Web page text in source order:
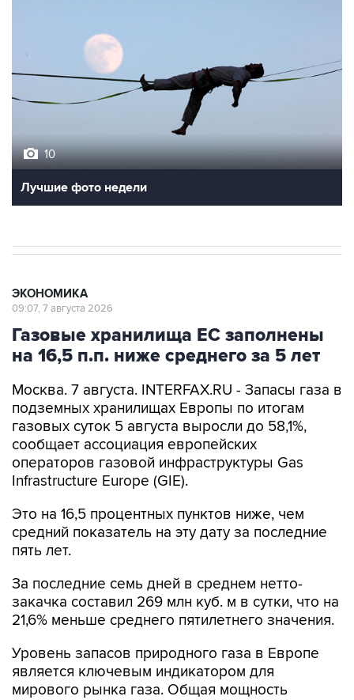
10
Лучшие фото недели
ЭКОНОМИКА
09:07, 7 августа 2026
Газовые хранилища ЕС заполнены
на 16,5 п.п. ниже среднего за 5 лет
Москва. 7 августа. INTERFAX.RU - Запасы газа в
подземных хранилищах Европы по итогам
газовых суток 5 августа выросли до 58,1%,
сообщает ассоциация европейских
операторов газовой инфраструктуры Gas
Infrastructure Europe (GIE).
Это на 16,5 процентных пунктов ниже, чем
средний показатель на эту дату за последние
пять лет.
За последние семь дней в среднем нетто-
закачка составил 269 млн куб. м в сутки, что на
21,6% меньше среднего пятилетнего значения.
Уровень запасов природного газа в Европе
является ключевым индикатором для
мирового рынка газа. Общая мощность